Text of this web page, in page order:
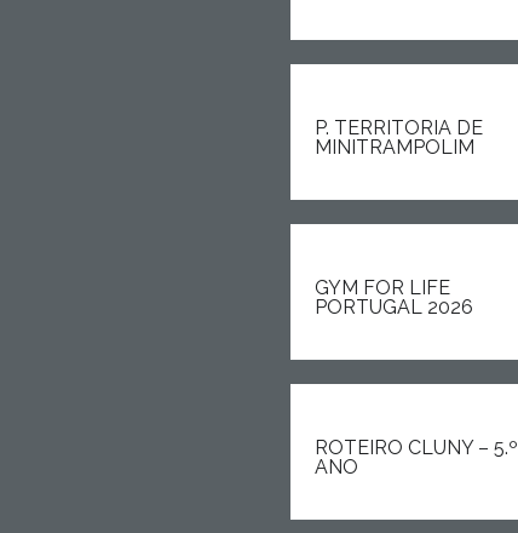
P. TERRITORIA DE
MINITRAMPOLIM
GYM FOR LIFE
PORTUGAL 2026
ROTEIRO CLUNY – 5.º
ANO